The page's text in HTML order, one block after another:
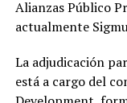
Alianzas Público
actualmente
La adjudicación
está a cargo del